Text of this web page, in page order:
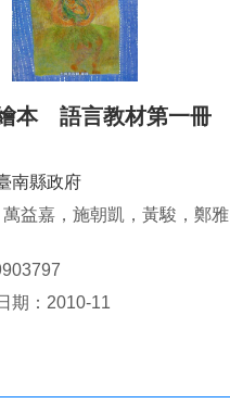
本 語言教材第一冊
南縣政府
益嘉，施朝凱，黃駿，鄭雅
期：2010-11